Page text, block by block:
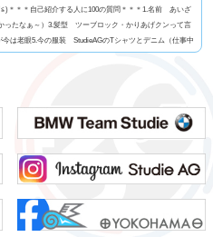
＊＊＊自己紹介する人に100の質問＊＊＊1.名前 あいざ
たなぁ～）3.髪型 ツーブロック・かりあげクンって言
は老眼5.今の服装 StudieAGのTシャツとデニム（仕事中